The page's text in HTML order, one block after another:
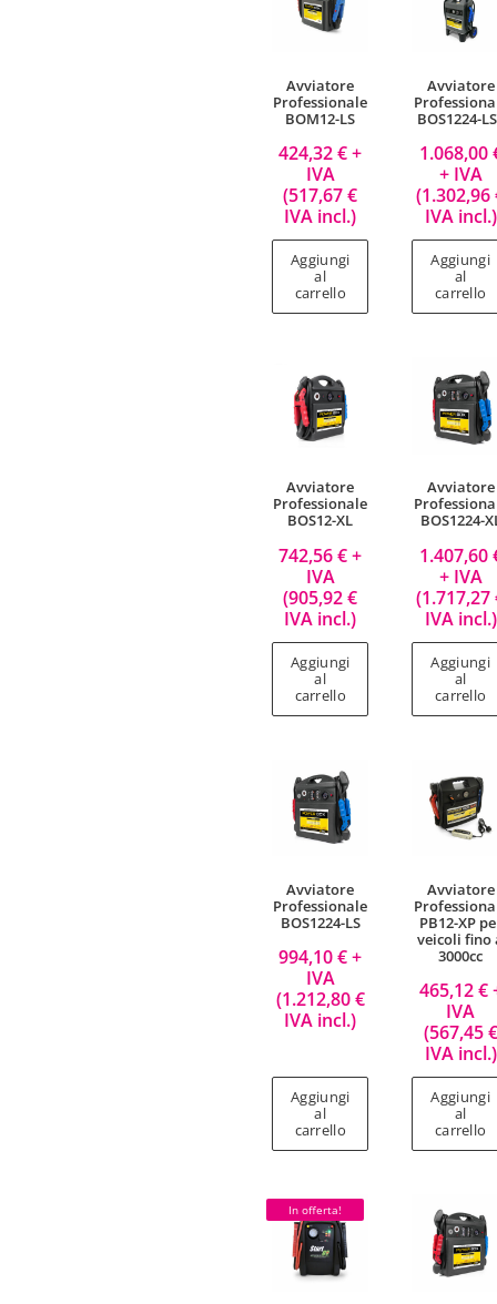
Avviatore
Professionale
BOM12-LS
424,32€+
IVA
(517,67€
IVA incl.)
Aggiungi
al
carrello
Avviatore
BOS1224-
1.068,00
+ IVA
(1.302,96
IVA incl.)
Aggiungi
al
carrello
Avviatore
Professionale
BOS12-XL
742,56€+
IVA
(905,92€
IVA incl.)
Aggiungi
al
carrello
Avviatore
BOS1224-
1.407,60
+ IVA
(1.717,27
IVA incl.)
Aggiungi
al
carrello
Avviatore
Professionale
BOS1224-LS
994,10€+
IVA
(1.212,80€
IVA incl.)
Aggiungi
al
carrello
Avviatore
PB12-XP
veicoli fino
3000cc
465,12€
IVA
(567,45€
IVA incl.)
Aggiungi
al
carrello
In offerta!